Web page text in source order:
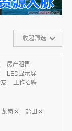
收起筛选
房产租售
LED显示屏
工作招聘
龙岗区
盐田区